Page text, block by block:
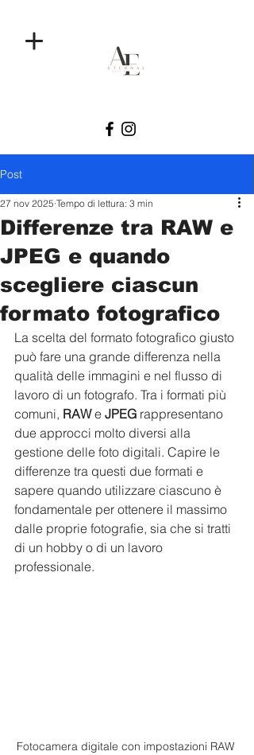
Post
Differenze tra RAW e
JPEG e quando
scegliere ciascun
formato fotografico
27 nov 2025 Tempo di lettura: 3 min
La scelta del formato fotografico giusto
può fare una grande differenza nella
qualità delle immagini e nel flusso di
lavoro di un fotografo. Tra i formati più
comuni, RAW e JPEG rappresentano
due approcci molto diversi alla
gestione delle foto digitali. Capire le
differenze tra questi due formati e
sapere quando utilizzare ciascuno è
fondamentale per ottenere il massimo
dalle proprie fotografie, sia che si tratti
di un hobby o di un lavoro
professionale.
Fotocamera digitale con impostazioni RAW